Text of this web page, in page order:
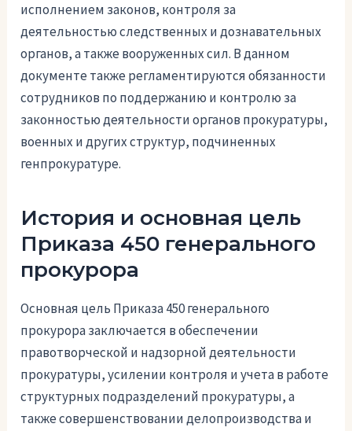
исполнением законов, контроля за
деятельностью следственных и дознавательных
органов, а также вооруженных сил. В данном
документе также регламентируются обязанности
сотрудников по поддержанию и контролю за
законностью деятельности органов прокуратуры,
военных и других структур, подчиненных
генпрокуратуре.
История и основная цель
Приказа 450 генерального
прокурора
Основная цель Приказа 450 генерального
прокурора заключается в обеспечении
правотворческой и надзорной деятельности
прокуратуры, усилении контроля и учета в работе
структурных подразделений прокуратуры, а
также совершенствовании делопроизводства и